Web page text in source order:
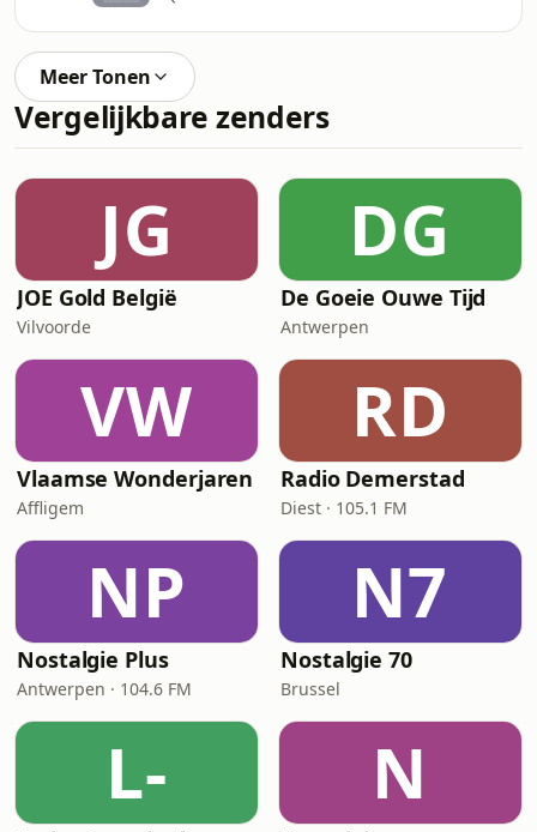
Meer Tonen
Vergelijkbare zenders
JG
JOE Gold België
Vilvoorde
DG
De Goeie Ouwe Tijd
Antwerpen
VW
Vlaamse Wonderjaren
Affligem
RD
Radio Demerstad
Diest · 105.1 FM
NP
Nostalgie Plus
Antwerpen · 104.6 FM
N7
Nostalgie 70
Brussel
L- N